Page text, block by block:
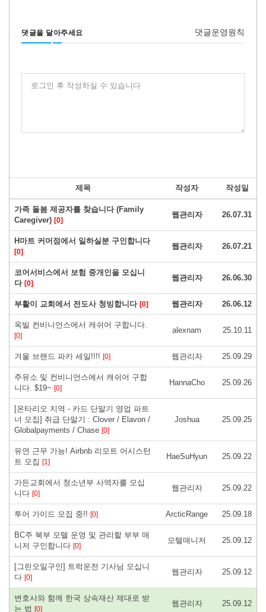
댓글을 달아주세요 댓글운영원칙
로그인 후 작성하실 수 있습니다
제목 작성자 작성일
가족 돌봄 제공자를 찾습니다 (Family
Caregiver) [0]
웹관리자 26.07.31
H마트 커머점에서 일하실분 구인합니다
[0]
웹관리자 26.07.21
코어서비스에서 보험 중개인을 모십니
다 [0]
웹관리자 26.06.30
부활이 교회에서 전도사 청빙합니다 [0] 웹관리자 26.06.12
옥빌 컨비니언스에서 캐쉬어 구합니다.
[0]
alexnam 25.10.11
겨울 브랜드 파카 세일!!!! [0] 웹관리자 25.09.29
주유소 및 컨비니언스에서 캐쉬어 구합
니다. $19~ [0]
HannaCho 25.09.26
[온타리오 지역 - 카드 단말기 영업 파트
너 모집] 취급 단말기 : Clover / Elavon /
Globalpayments / Chase [0]
Joshua 25.09.25
유연 근무 가능! Airbnb 리모트 어시스턴
트 모집 [1]
HaeSuHyun 25.09.22
가든교회에서 청소년부 사역자를 모십
니다 [0]
웹관리자 25.09.22
투어 가이드 모집 중!! [0] ArcticRange 25.09.18
BC주 북부 모텔 운영 및 관리할 부부 매
니저 구인합니다 [0]
모텔매니저 25.09.12
[그린오일구인] 트럭운전 기사님 모십니
다 [0]
웹관리자 25.09.12
변호사와 함께 한국 상속재산 제대로 받
는 법 [0]
웹관리자 25.09.12